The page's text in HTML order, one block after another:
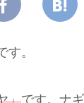
す。
」です。ナ